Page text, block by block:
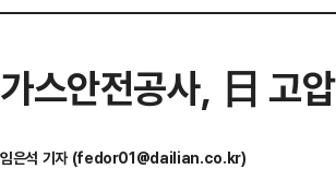
가스안전공사, 日 고
임은석 기자 (fedor01@dailian.co.kr)